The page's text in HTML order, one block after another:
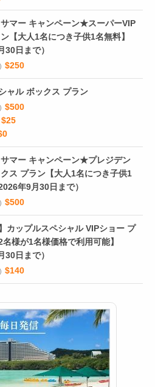
マー キャンペーン★スーパーVIP
【大人1名につき子供1名無料】
30日まで）
$250
ャル ボックス プラン
$500
$25
マー キャンペーン★プレジデン
ス プラン【大人1名につき子供1
年9月30日まで）
$500
カップルスペシャル VIPショー プ
様が1名様価格で利用可能】
30日まで）
$140